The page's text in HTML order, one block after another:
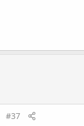
#37